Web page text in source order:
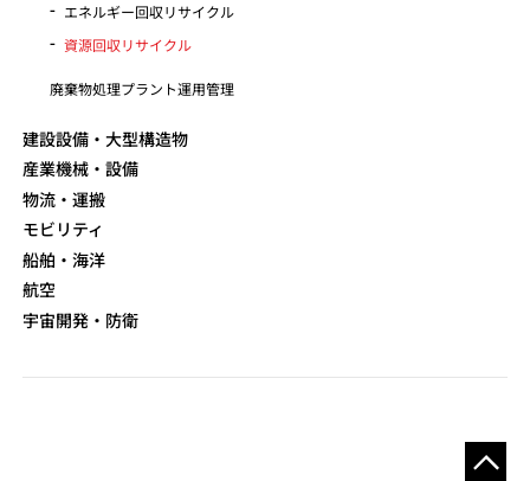
エネルギー回収リサイクル
資源回収リサイクル
廃棄物処理プラント運用管理
建設設備・大型構造物
産業機械・設備
物流・運搬
モビリティ
船舶・海洋
航空
宇宙開発・防衛